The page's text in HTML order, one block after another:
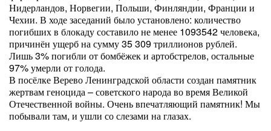
Нидерландов, Норвегии, Польши, Финляндии, Франции и
Чехии. В ходе заседаний было установлено: количество
погибших в блокаду составило не менее 1093542 человека,
причинён ущерб на сумму 35 309 триллионов рублей.
Лишь 3% погибли от бомбёжек и артобстрелов, остальные
97% умерли от голода.
В посёлке Верево Ленинградской области создан памятник
жертвам геноцида – советского народа во время Великой
Отечественной войны. Очень впечатляющий памятник! Мы
побывали там, и ушли со слезами на глазах.